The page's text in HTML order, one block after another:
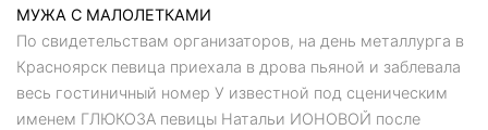
МУЖА С МАЛОЛЕТКАМИ
По свидетельствам организаторов, на день металлурга в
Красноярск певица приехала в дрова пьяной и заблевала
весь гостиничный номер У известной под сценическим
именем ГЛЮКОЗА певицы Натальи ИОНОВОЙ после